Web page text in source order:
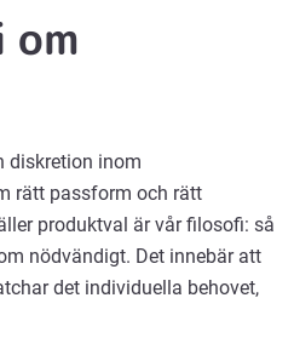
diskretion inom
rätt passform och rätt
produktval är vår filosofi: så
nödvändigt. Det innebär att
det individuella behovet,